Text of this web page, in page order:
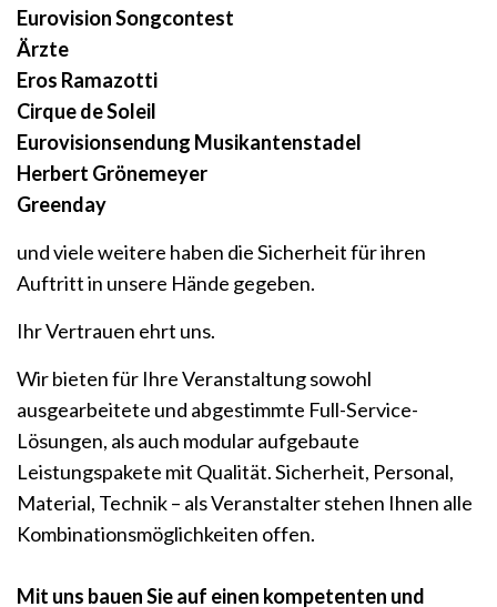
Eurovision Songcontest
Ärzte
Eros Ramazotti
Cirque de Soleil
Eurovisionsendung Musikantenstadel
Herbert Grönemeyer
Greenday
und viele weitere haben die Sicherheit für ihren
Auftritt in unsere Hände gegeben.
Ihr Vertrauen ehrt uns.
Wir bieten für Ihre Veranstaltung sowohl
ausgearbeitete und abgestimmte Full-Service-
Lösungen, als auch modular aufgebaute
Leistungspakete mit Qualität. Sicherheit, Personal,
Material, Technik – als Veranstalter stehen Ihnen alle
Kombinationsmöglichkeiten offen.
Mit uns bauen Sie auf einen kompetenten und